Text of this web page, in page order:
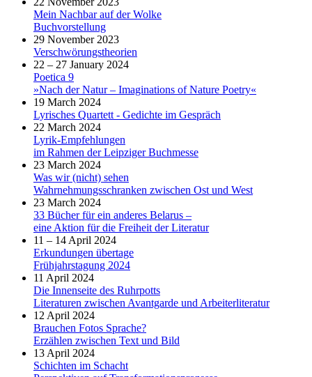
Mein Nachbar auf der Wolke
Buchvorstellung
29 November 2023
Verschwörungstheorien
22 – 27 January 2024
Poetica 9
»Nach der Natur – Imaginations of Nature Poetry«
19 March 2024
Lyrisches Quartett - Gedichte im Gespräch
22 March 2024
Lyrik-Empfehlungen
im Rahmen der Leipziger Buchmesse
23 March 2024
Was wir (nicht) sehen
Wahrnehmungsschranken zwischen Ost und West
23 March 2024
33 Bücher für ein anderes Belarus –
eine Aktion für die Freiheit der Literatur
11 – 14 April 2024
Erkundungen übertage
Frühjahrstagung 2024
11 April 2024
Die Innenseite des Ruhrpotts
Literaturen zwischen Avantgarde und Arbeiterliteratur
12 April 2024
Brauchen Fotos Sprache?
Erzählen zwischen Text und Bild
13 April 2024
Schichten im Schacht